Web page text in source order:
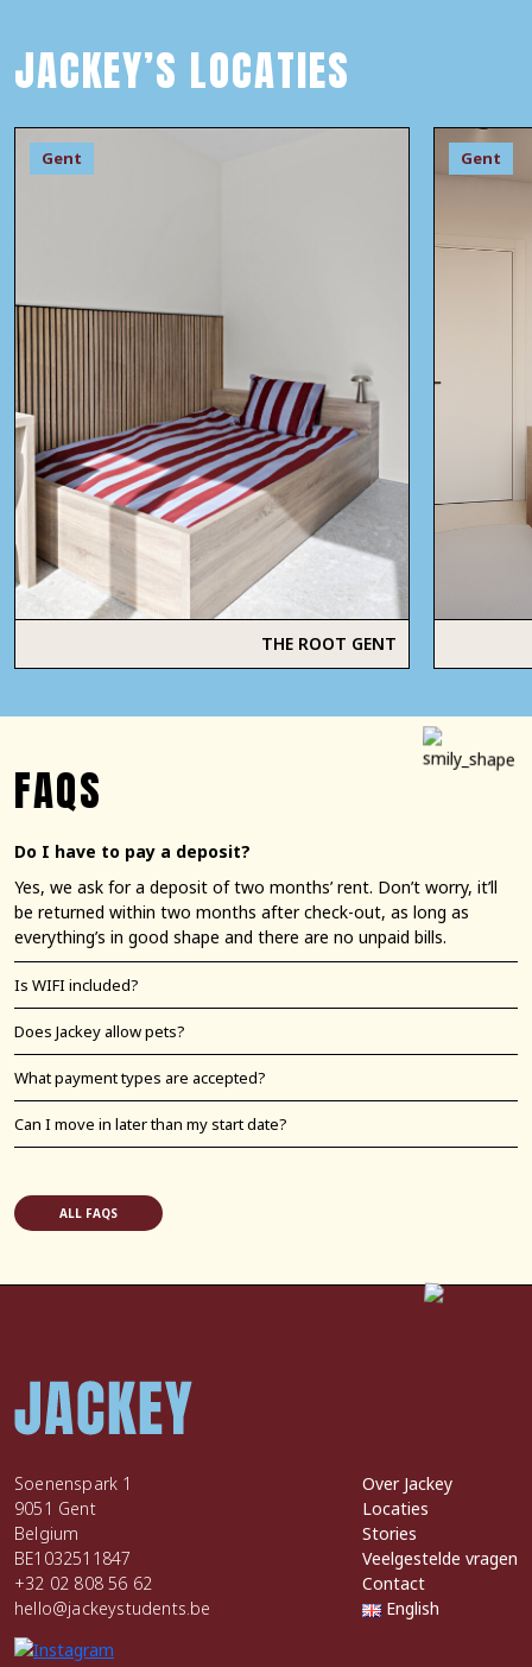
JACKEY’S LOCATIES
Gent
THE ROOT GENT
Gent
FAQS
Do I have to pay a deposit?
Yes, we ask for a deposit of two months’ rent. Don’t worry, it’ll
be returned within two months after check-out, as long as
everything’s in good shape and there are no unpaid bills.
Is WIFI included?
Does Jackey allow pets?
What payment types are accepted?
Can I move in later than my start date?
ALL FAQS
Soenenspark 1
9051 Gent
Belgium
BE1032511847
+32 02 808 56 62
hello@jackeystudents.be
Over Jackey
Locaties
Stories
Veelgestelde vragen
Contact
English